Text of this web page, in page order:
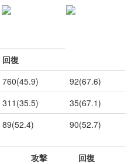
回復
760(45.9)
92(67.6)
311(35.5)
35(67.1)
89(52.4) 90(52.7)
攻撃
回復